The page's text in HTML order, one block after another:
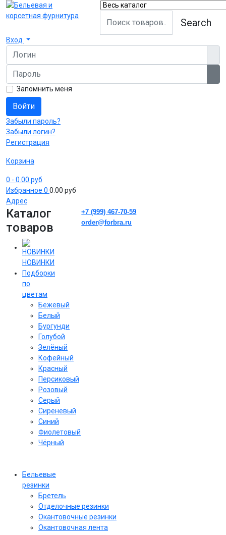
Search
Вход
Логин
Пароль
Запомнить меня
Войти
Забыли пароль?
Забыли логин?
Регистрация
Корзина
0 - 0.00 руб
Избранное 0 0.00 руб
Адрес
Каталог
товаров
НОВИНКИ
Подборки
по
цветам
Бежевый
Белый
Бургунди
Голубой
Зелёный
Кофейный
Красный
Персиковый
Розовый
Серый
Сиреневый
Cиний
Фиолетовый
Чёрный
Бельевые
резинки
Бретель
Отделочные резинки
Окантовочные резинки
Окантовочная лента
+7 (999) 467-70-59
order@forbra.ru